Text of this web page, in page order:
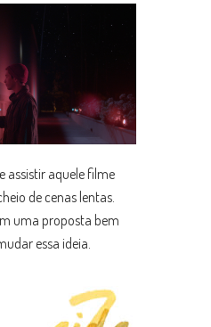
assistir aquele filme
de cenas lentas.
uma proposta bem
essa ideia.